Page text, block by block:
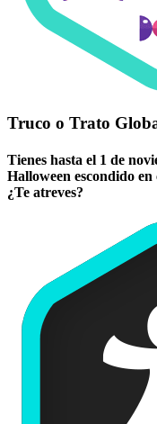
Truco o Trato
Tienes hasta el 1 de
Halloween escondido
¿Te atreves?